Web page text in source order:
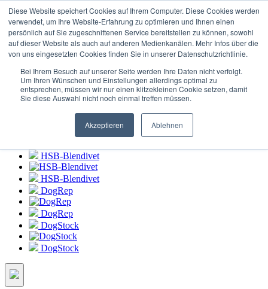
Diese Website speichert Cookies auf Ihrem Computer. Diese Cookies werden
verwendet, um Ihre Website-Erfahrung zu optimieren und Ihnen einen
persönlich auf Sie zugeschnittenen Service bereitstellen zu können, sowohl
auf dieser Website als auch auf anderen Medienkanälen. Mehr Infos über die
von uns eingesetzten Cookies finden Sie in unserer Datenschutzrichtlinie.
Bei Ihrem Besuch auf unserer Seite werden Ihre Daten nicht verfolgt.
Um Ihren Wünschen und Einstellungen allerdings optimal zu
entsprechen, müssen wir nur einen klitzekleinen Cookie setzen, damit
Sie diese Auswahl nicht noch einmal treffen müssen.
Akzeptieren Ablehnen
Login zumHSB-Blendivet Portal
HSB-Blendivet
DogRep
DogRep
DogStock
DogStock
HSB-Blendivet
HSB-Blendivet
DogRep
DogRep
DogStock
DogStock